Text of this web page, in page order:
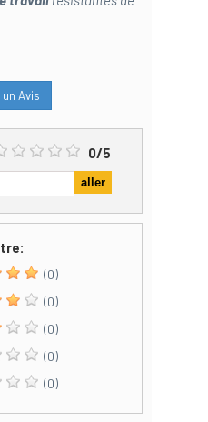
Avis
0/5
(0)
(0)
(0)
(0)
(0)